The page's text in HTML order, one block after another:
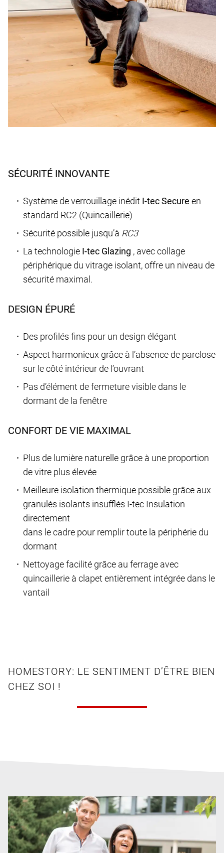
SÉCURITÉ INNOVANTE
Système de verrouillage inédit I-tec Secure en
standard RC2 (Quincaillerie)
Sécurité possible jusqu’à RC3
La technologie I-tec Glazing , avec collage
périphérique du vitrage isolant, offre un niveau de
sécurité maximal.
DESIGN ÉPURÉ
Des profilés fins pour un design élégant
Aspect harmonieux grâce à l’absence de parclose
sur le côté intérieur de l’ouvrant
Pas d’élément de fermeture visible dans le
dormant de la fenêtre
CONFORT DE VIE MAXIMAL
Plus de lumière naturelle grâce à une proportion
de vitre plus élevée
Meilleure isolation thermique possible grâce aux
granulés isolants insufflés I-tec Insulation
directement
dans le cadre pour remplir toute la périphérie du
dormant
Nettoyage facilité grâce au ferrage avec
quincaillerie à clapet entièrement intégrée dans le
vantail
HOMESTORY: LE SENTIMENT D’ÊTRE BIEN
CHEZ SOI !